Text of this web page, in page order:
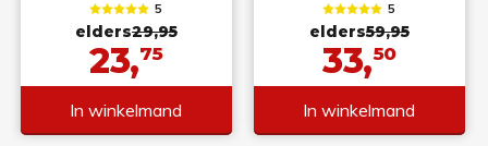
5
elders29,95
23,75
In winkelmand
5
elders59,95
33,50
In winkelmand